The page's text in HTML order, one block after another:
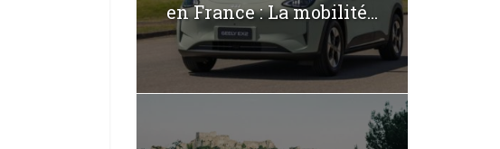
en France : La mobilité...